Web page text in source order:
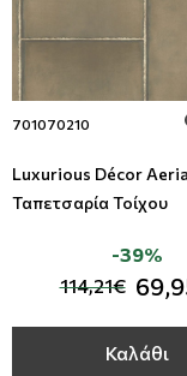
701070210
Luxurious Décor
Ταπετσαρία Τοίχου
114,21€
-39%
Καλάθι